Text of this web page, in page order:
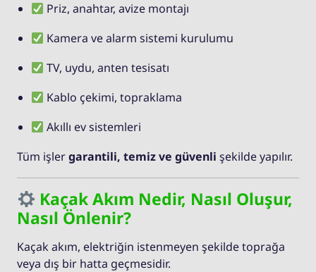
Priz, anahtar, avize montajı
Kamera ve alarm sistemi kurulumu
TV, uydu, anten tesisatı
Kablo çekimi, topraklama
Akıllı ev sistemleri
Tüm işlergarantili, temiz ve güvenli şekilde yapılır.
Kaçak Akım Nedir, Nasıl Oluşur,
Nasıl Önlenir?
Kaçak akım, elektriğin istenmeyen şekilde toprağa
veya dış bir hatta geçmesidir.